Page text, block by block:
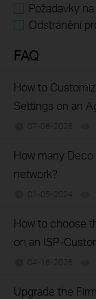
Požadavky
Odstranění
FAQ
How to
Settings on an
07-06-2026
How many
network?
01-05-2024
How to choose
on an ISP-
04-16-2026
Upgrade the